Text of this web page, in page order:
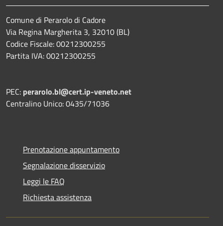
Comune di Perarolo di Cadore
Via Regina Margherita 3, 32010 (BL)
Codice Fiscale: 00212300255
Partita IVA: 00212300255
PEC: perarolo.bl@cert.ip-veneto.net
Centralino Unico: 0435/71036
Prenotazione appuntamento
Segnalazione disservizio
Leggi le FAQ
Richiesta assistenza